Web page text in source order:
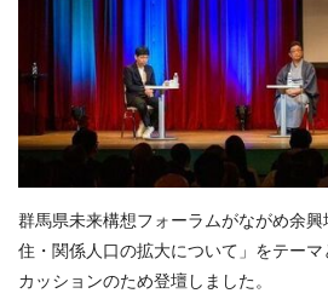
群馬県未来構想フォーラムがながめ余
住・関係人口の拡大について」をテー
カッションのため登壇しました。